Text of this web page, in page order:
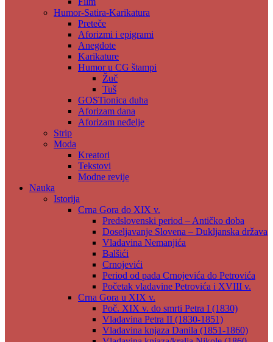
Humor-Satira-Karikatura
Preteče
Aforizmi i epigrami
Anegdote
Karikature
Humor u CG štampi
Žuč
Tuš
GOSTionica duha
Aforizam dana
Aforizam neđelje
Strip
Moda
Kreatori
Tekstovi
Modne revije
Nauka
Istorija
Crna Gora do XIX v.
Predslovenski period – Antičko doba
Doseljavanje Slovena – Dukljanska država
Vladavina Nemanjića
Balšići
Crnojevići
Period od pada Crnojevića do Petrovića
Početak vladavine Petrovića i XVIII v.
Crna Gora u XIX v.
Poč. XIX v. do smrti Petra I (1830)
Vladavina Petra II (1830-1851)
Vladavina knjaza Danila (1851-1860)